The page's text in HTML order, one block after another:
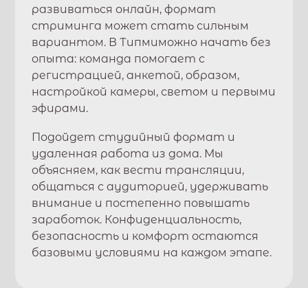
развиваться онлайн, формат
стриминга может стать сильным
вариантом. ВТипмиможно начать без
опыта: команда помогает с
регистрацией, анкетой, образом,
настройкой камеры, светом и первыми
эфирами.
Подойдет студийный формат и
удаленная работа из дома. Мы
объясняем, как вести трансляции,
общаться с аудиторией, удерживать
внимание и постепенно повышать
заработок. Конфиденциальность,
безопасность и комфорт остаются
базовыми условиями на каждом этапе.